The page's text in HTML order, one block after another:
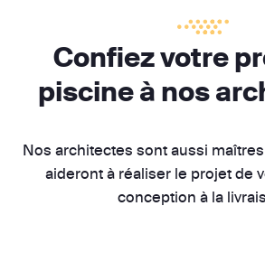
Confiez votre
piscine à nos
Nos architectes sont aussi
aideront à réaliser le projet de
conception à la